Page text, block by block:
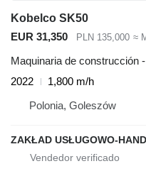
Kobelco SK50
EUR 31,350
PLN 135,000 ≈
Maquinaria de construcción
2022
1,800 m/h
Polonia, Goleszów
ZAKŁAD USŁUGOWO-